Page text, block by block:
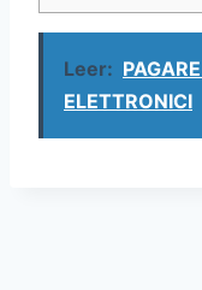
Leer:
ELETTRONICI